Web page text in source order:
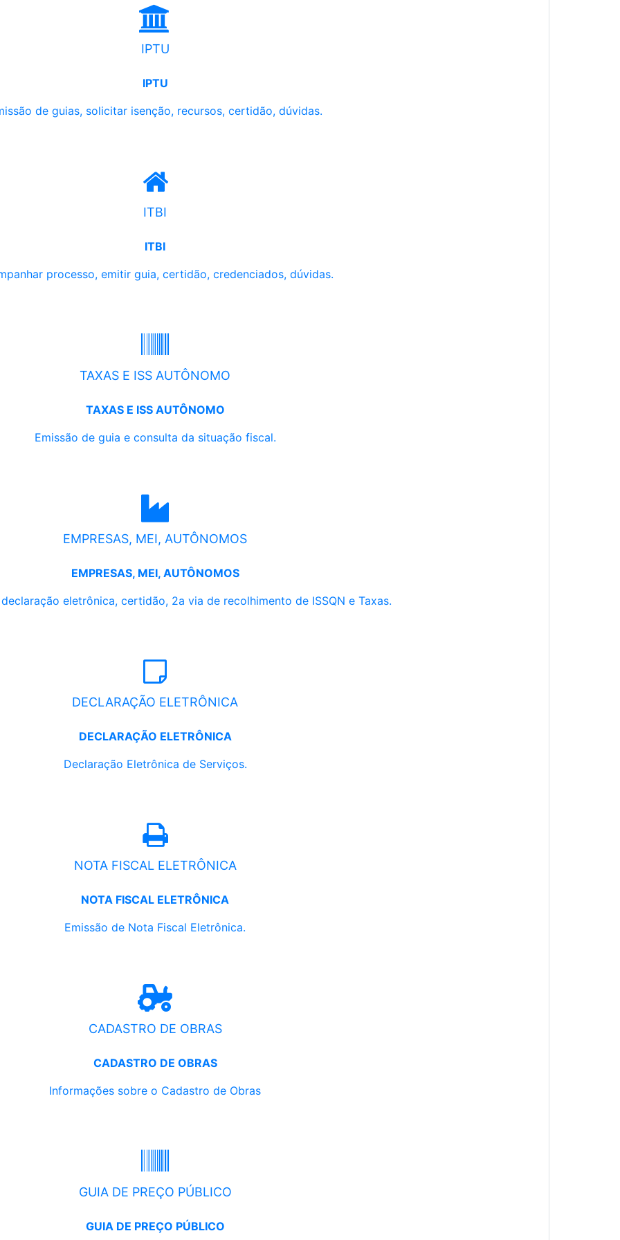
IPTU
IPTU
de guias, solicitar isenção, recursos, certidão, dúvidas.
ITBI
ITBI
processo, emitir guia, certidão, credenciados, dúvidas.
TAXAS E ISS AUTÔNOMO
TAXAS E ISS AUTÔNOMO
Emissão de guia e consulta da situação fiscal.
EMPRESAS, MEI, AUTÔNOMOS
EMPRESAS, MEI, AUTÔNOMOS
eletrônica, certidão, 2a via de recolhimento de ISSQN e Taxas.
DECLARAÇÃO ELETRÔNICA
DECLARAÇÃO ELETRÔNICA
Declaração Eletrônica de Serviços.
NOTA FISCAL ELETRÔNICA
NOTA FISCAL ELETRÔNICA
Emissão de Nota Fiscal Eletrônica.
CADASTRO DE OBRAS
CADASTRO DE OBRAS
Informações sobre o Cadastro de Obras
GUIA DE PREÇO PÚBLICO
GUIA DE PREÇO PÚBLICO